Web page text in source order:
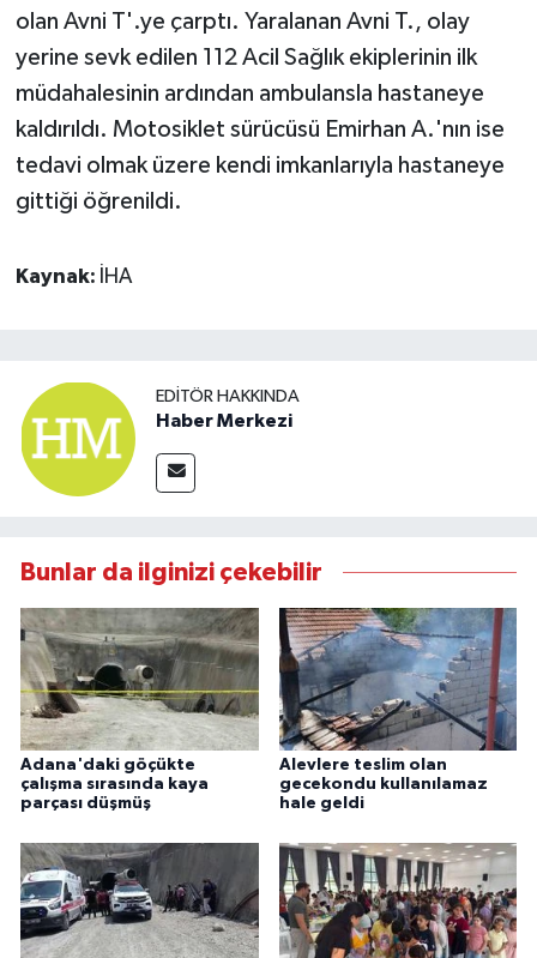
olan Avni T'.ye çarptı. Yaralanan Avni T., olay
yerine sevk edilen 112 Acil Sağlık ekiplerinin ilk
müdahalesinin ardından ambulansla hastaneye
kaldırıldı. Motosiklet sürücüsü Emirhan A.'nın ise
tedavi olmak üzere kendi imkanlarıyla hastaneye
gittiği öğrenildi.
Kaynak: İHA
EDITÖR HAKKINDA
Haber Merkezi
Bunlar da ilginizi çekebilir
Adana'daki göçükte
çalışma sırasında kaya
parçası düşmüş
Alevlere teslim olan
gecekondu kullanılamaz
hale geldi